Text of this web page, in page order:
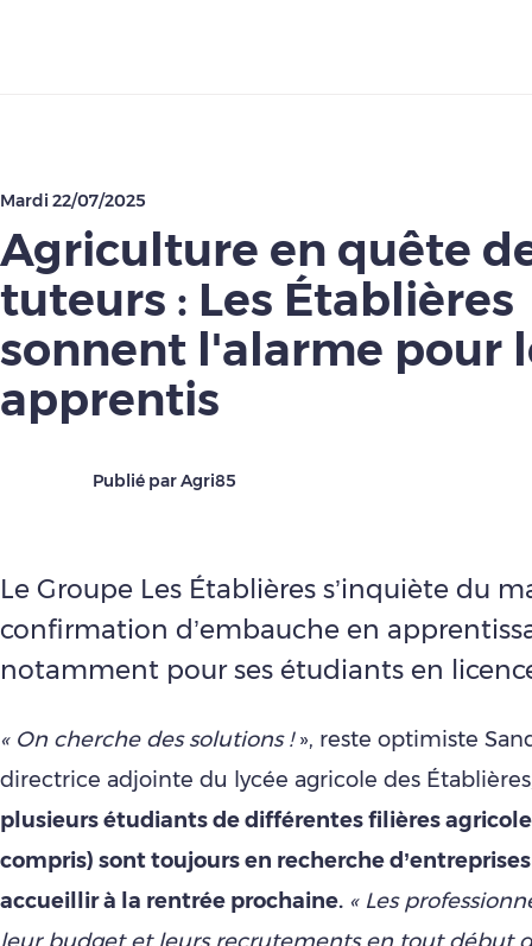
Mardi 22/07/2025
Agriculture en quête
tuteurs : Les Établières
sonnent l'alarme pour
apprentis
Publié par Agri85
Le Groupe Les Établières s’inquiète du
confirmation d’embauche en
notamment pour ses étudiants en
« On cherche des solutions !», reste optimiste
directrice adjointe du lycée agricole des
plusieurs étudiants de différentes filières
compris) sont toujours en recherche
accueillir à la rentrée prochaine. « Les